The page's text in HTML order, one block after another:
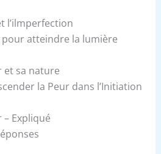
l’ilmperfection
pour atteindre la lumière
et sa nature
la Peur dans l’Initiation
– Expliqué